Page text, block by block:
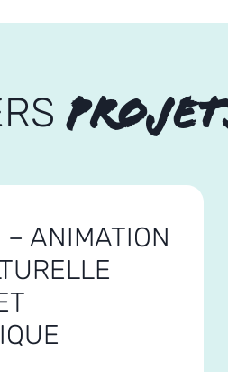
– ANIMATION